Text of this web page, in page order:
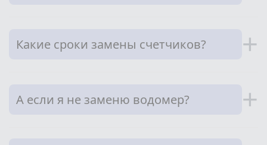
Какие сроки замены счетчиков? +
А если я не заменю водомер? +